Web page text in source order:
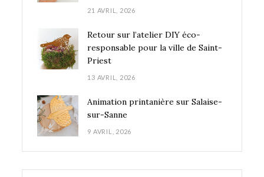
21 AVRIL, 2026
Retour sur l’atelier DIY éco-
responsable pour la ville de Saint-
Priest
13 AVRIL, 2026
Animation printanière sur Salaise-
sur-Sanne
9 AVRIL, 2026